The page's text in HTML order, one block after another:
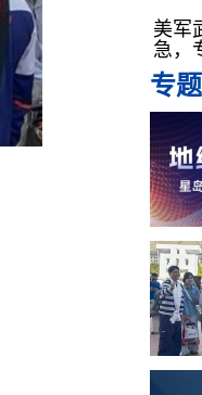
美军
急，
专题